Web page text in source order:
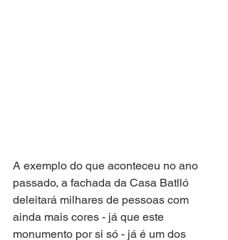
A exemplo do que aconteceu no ano
passado, a fachada da Casa Batlló
deleitará milhares de pessoas com
ainda mais cores - já que este
monumento por si só - já é um dos